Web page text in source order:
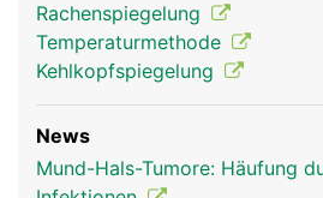
Rachenspiegelung
Temperaturmethode
Kehlkopfspiegelung
News
Mund-Hals-Tumore: Häufung